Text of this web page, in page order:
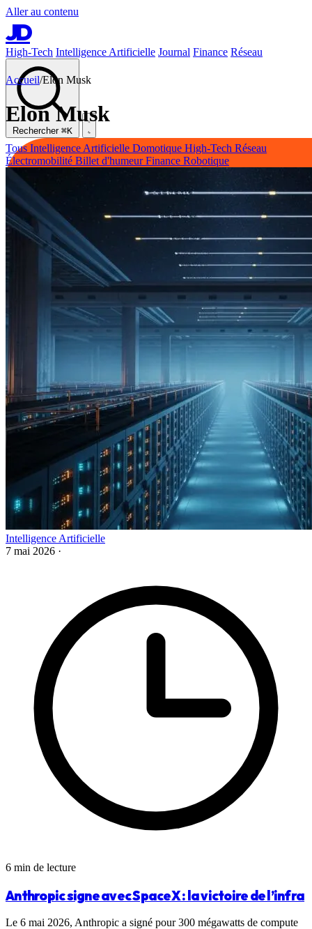
Aller au contenu
JD
High-Tech Intelligence Artificielle Journal Finance Réseau
Rechercher ⌘K
High-Tech Intelligence Artificielle Journal Finance Réseau
Accueil/Elon Musk
Elon Musk
Tous Intelligence Artificielle Domotique High-Tech Réseau
Électromobilité Billet d'humeurFinance Robotique
Intelligence Artificielle
7 mai 2026 ·
6 min de lecture
Anthropic signe avec SpaceX : la victoire de l’infra
Le 6 mai 2026, Anthropic a signé pour 300 mégawatts de compute